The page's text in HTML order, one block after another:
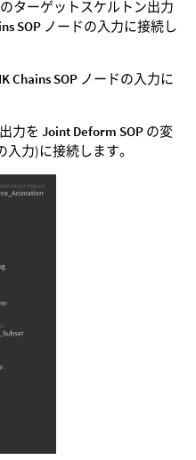
ターゲットスケルトン出力
SOP ノードの入力に接続し
IK Chains SOP ノードの入力に
力を Joint Deform SOP の変
力)に接続します。